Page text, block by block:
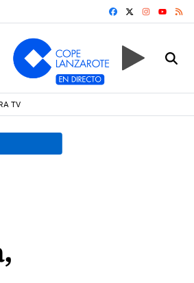
FACEBOOK
YOUTUBE
TV